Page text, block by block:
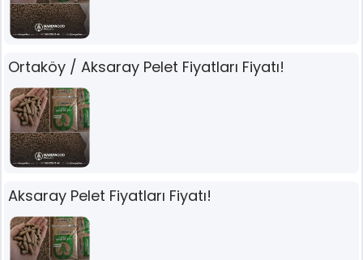
Ortaköy / Aksaray Pelet Fiyatları Fiyatı!
Aksaray Pelet Fiyatları Fiyatı!